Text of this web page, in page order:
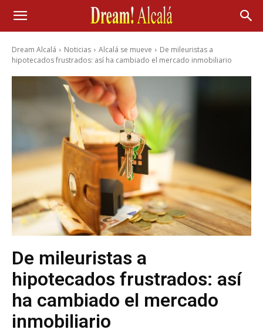
Dream Alcalá Noticias Alcalá se mueve
De mileuristas a
hipotecados frustrados: así ha cambiado el mercado inmobiliario
De mileuristas a
hipotecados frustrados: así
ha cambiado el mercado
inmobiliario